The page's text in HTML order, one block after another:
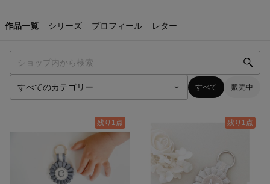
作品一覧 シリーズ プロフィール レター
すべて 販売中
残り1点 残り1点